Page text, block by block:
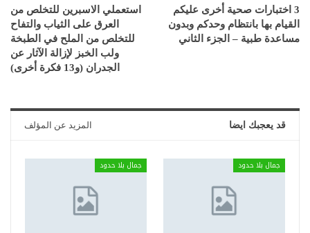
3 اختبارات صحية أخرى عليكم
القيام بها بانتظام وحدكم وبدون
مساعدة طبية – الجزء الثاني
استعملي الاسبرين للتخلص من
العرق على الثياب والتفاح
للتخلص من الملح في الطبخة
ولب الخبز لإزالة الآثار عن
الجدران (و13 فكرة أخرى)
قد يعجبك ايضا المزيد عن المؤلف
جمال بلا حدود جمال بلا حدود